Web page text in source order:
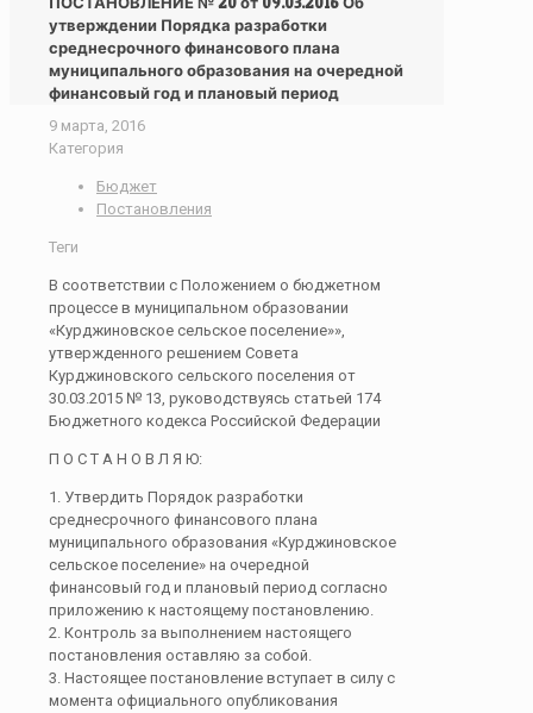
утверждении Порядка разработки
среднесрочного финансового плана
муниципального образования на очередной
финансовый год и плановый период
9 марта, 2016
Категория
Бюджет
Постановления
Теги
В соответствии с Положением о бюджетном
процессе в муниципальном образовании
«Курджиновское сельское поселение»»,
утвержденного решением Совета
Курджиновского сельского поселения от
30.03.2015 № 13, руководствуясь статьей 174
Бюджетного кодекса Российской Федерации
П О С Т А Н О В Л Я Ю:
1. Утвердить Порядок разработки
среднесрочного финансового плана
муниципального образования «Курджиновское
сельское поселение» на очередной
финансовый год и плановый период согласно
приложению к настоящему постановлению.
2. Контроль за выполнением настоящего
постановления оставляю за собой.
3. Настоящее постановление вступает в силу с
момента официального опубликования